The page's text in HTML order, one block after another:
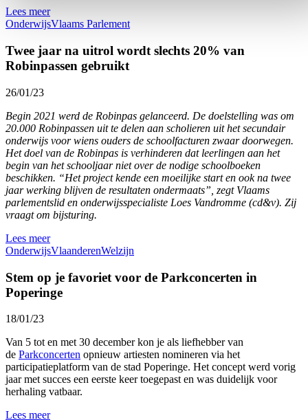
Lees meer
OnderwijsVlaams Parlement
Twee jaar na uitrol wordt slechts 20% van
Robinpassen gebruikt
26/01/23
Begin 2021 werd de Robinpas gelanceerd. De doelstelling was om
20.000 Robinpassen uit te delen aan scholieren uit het secundair
onderwijs voor wiens ouders de schoolfacturen zwaar doorwegen.
Het doel van de Robinpas is verhinderen dat leerlingen aan het
begin van het schooljaar niet over de nodige schoolboeken
beschikken. “Het project kende een moeilijke start en ook na twee
jaar werking blijven de resultaten ondermaats”, zegt Vlaams
parlementslid en onderwijsspecialiste Loes Vandromme (cd&v). Zij
vraagt om bijsturing.
Lees meer
OnderwijsVlaanderenWelzijn
Stem op je favoriet voor de Parkconcerten in
Poperinge
18/01/23
Van 5 tot en met 30 december kon je als liefhebber van
de Parkconcerten opnieuw artiesten nomineren via het
participatieplatform van de stad Poperinge. Het concept werd vorig
jaar met succes een eerste keer toegepast en was duidelijk voor
herhaling vatbaar.
Lees meer